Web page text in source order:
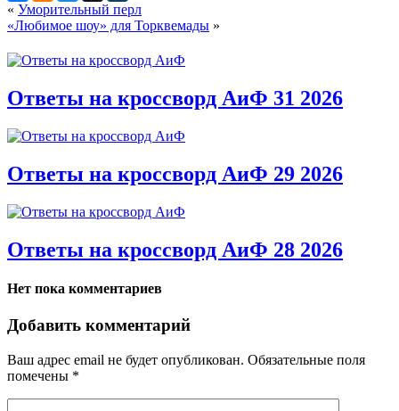
« Уморительный перл
«Любимое шоу» для Торквемады »
Ответы на кроссворд АиФ 31 2026
Ответы на кроссворд АиФ 29 2026
Ответы на кроссворд АиФ 28 2026
Нет пока комментариев
Добавить комментарий
Ваш адрес email не будет опубликован. Обязательные поля
помечены *